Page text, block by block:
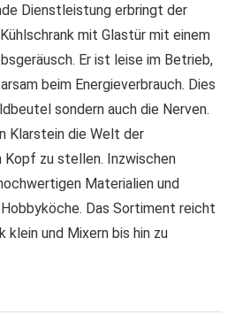
Dienstleistung erbringt der
mit Glastür mit einem
Er ist leise im Betrieb,
beim Energieverbrauch. Dies
sondern auch die Nerven.
Klarstein die Welt der
Kopf zu stellen. Inzwischen
Materialien und
Das Sortiment reicht
klein und Mixern bis hin zu